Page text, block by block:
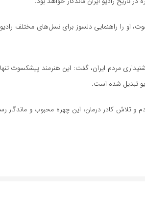
او را راهنمایی دلسوز برای نسل‌های مختلف
شنیداری مردم ایران، گفت: این هنرمند
تبدیل شده است.
و تلاش کادر درمان، این چهره محبوب و ماندگار